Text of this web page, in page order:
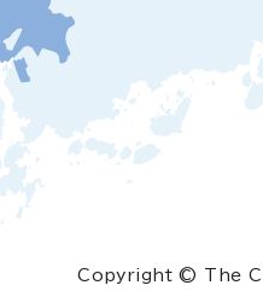
Copyright © The